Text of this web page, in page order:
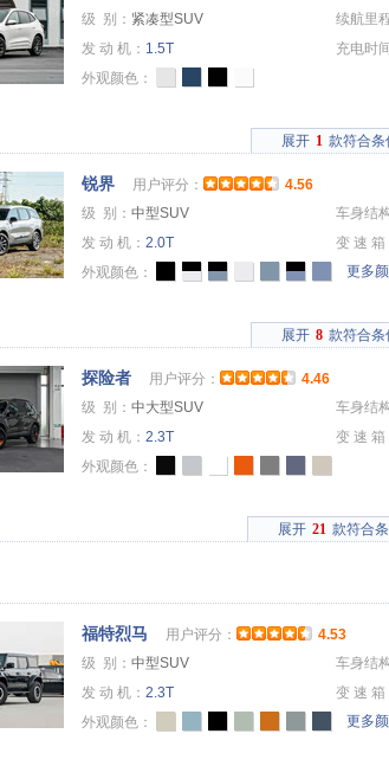
级 别： 紧凑型SUV 续航里
发 动 机： 1.5T
充电时
外观颜色：
展开 1 款符合条
锐界 用户评分：
4.56
级 别： 中型SUV 车身结
发 动 机： 2.0T 变 速 箱
外观颜色：
更多
展开 8 款符合条
探险者 用户评分：
4.46
级 别： 中大型SUV 车身结
发 动 机： 2.3T 变 速 箱
外观颜色：
展开 21 款符合
福特烈马 用户评分：
4.53
级 别： 中型SUV 车身结
发 动 机： 2.3T 变 速 箱
外观颜色：
更多